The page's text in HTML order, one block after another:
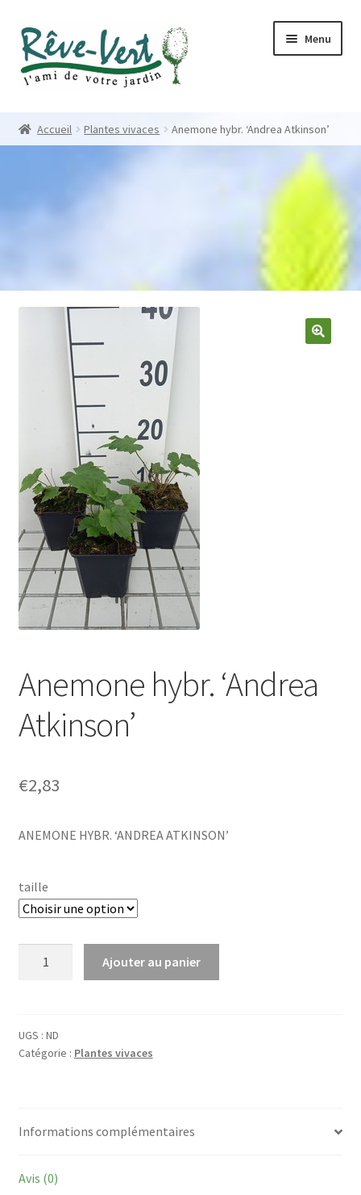
Skip
to
navigation
Skip
to
content
Menu
Accueil Plantes vivaces Anemone hybr. ‘Andrea Atkinson’
Anemone hybr. ‘Andrea
Atkinson’
€2,83
ANEMONE HYBR. ‘ANDREA ATKINSON’
taille
'Andrea
Atkinson'
Ajouter au panier
UGS : ND
Catégorie : Plantes vivaces
Informations complémentaires
Avis (0)